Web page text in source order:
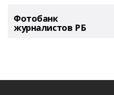
Фотобанк
журналистов РБ